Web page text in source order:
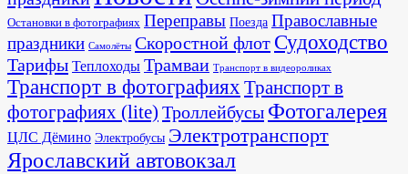
Остановки в фотографиях Переправы Поезда Православные
праздники Самолёты Скоростной флот Судоходство
Тарифы Теплоходы Трамваи Транспорт в видеороликах
Транспорт в фотографияхТранспорт в
фотографиях (lite) Троллейбусы Фотогалерея
ЦЛС Дёмино Электробусы Электротранспорт
Ярославский автовокзал